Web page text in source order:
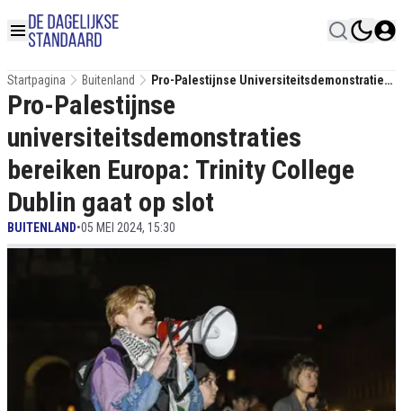
Startpagina Buitenland
Pro-Palestijnse Universiteitsdemonstraties
Bereiken Europa: Trinity College Dublin Gaat
Op Slot
Pro-Palestijnse
universiteitsdemonstraties
bereiken Europa: Trinity College
Dublin gaat op slot
BUITENLAND•05 MEI 2024, 15:30